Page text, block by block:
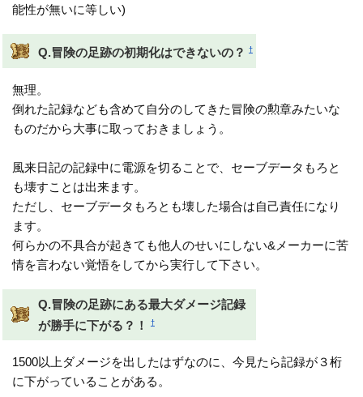
能性が無いに等しい)
Q.冒険の足跡の初期化はできないの？ †
無理。
倒れた記録なども含めて自分のしてきた冒険の勲章みたいな
ものだから大事に取っておきましょう。
風来日記の記録中に電源を切ることで、セーブデータもろと
も壊すことは出来ます。
ただし、セーブデータもろとも壊した場合は自己責任になり
ます。
何らかの不具合が起きても他人のせいにしない&メーカーに苦
情を言わない覚悟をしてから実行して下さい。
Q.冒険の足跡にある最大ダメージ記録
が勝手に下がる？！
†
1500以上ダメージを出したはずなのに、今見たら記録が３桁
に下がっていることがある。